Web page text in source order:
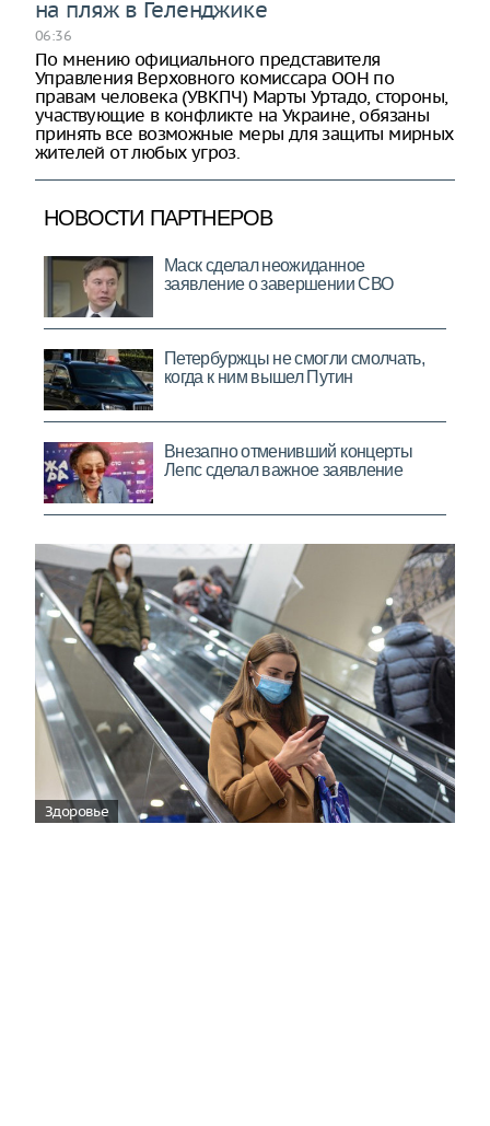
на пляж в Геленджике
06:36
По мнению официального представителя
Управления Верховного комиссара ООН по
правам человека (УВКПЧ) Марты Уртадо, стороны,
участвующие в конфликте на Украине, обязаны
принять все возможные меры для защиты мирных
жителей от любых угроз.
Здоровье